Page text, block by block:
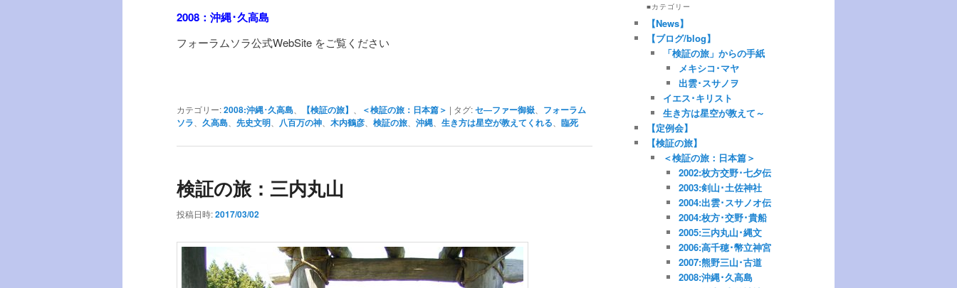
2008：沖縄･久高島
フォーラムソラ公式WebSite をご覧ください
カテゴリー:2008:沖縄･久高島 【検証の旅】 ＜検証の旅：日本篇＞ | タグ:セ―ファー御嶽
フォーラム
ソラ
久高島 先史文明 八百万の神 木内鶴彦 検証の旅 沖縄 生き方は星空が教えてくれる 臨死
検証の旅：三内丸山
投稿日時:2017/03/02
■カテゴリー
【News】
【ブログ/blog】
「検証の旅」からの手紙
メキシコ･マヤ
出雲･スサノヲ
イエス･キリスト
生き方は星空が教えて～
【定例会】
【検証の旅】
＜検証の旅：日本篇＞
2002:枚方交野･七夕伝
2003:剣山･土佐神社
2004:出雲･スサノオ伝
2004:枚方･交野･貴船
2005:三内丸山･縄文
2006:高千穂･幣立神宮
2007:熊野三山･古道
2008:沖縄･久高島